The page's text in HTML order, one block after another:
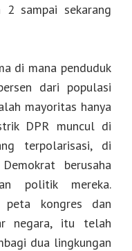
2 sampai sekarang
di mana penduduk
dari populasi
mayoritas hanya
DPR muncul di
terpolarisasi, di
berusaha
politik mereka.
kongres dan
negara, itu telah
dua lingkungan